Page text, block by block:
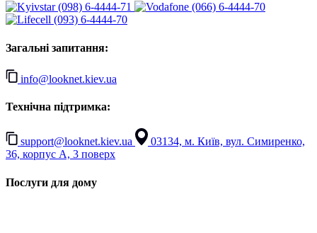
(098) 6-4444-71
(066) 6-4444-70
(093) 6-4444-70
Загальні запитання:
info@looknet.kiev.ua
Технічна підтримка:
support@looknet.kiev.ua
03134, м. Київ, вул. Симиренко,
36, корпус А, 3 поверх
Послуги для дому